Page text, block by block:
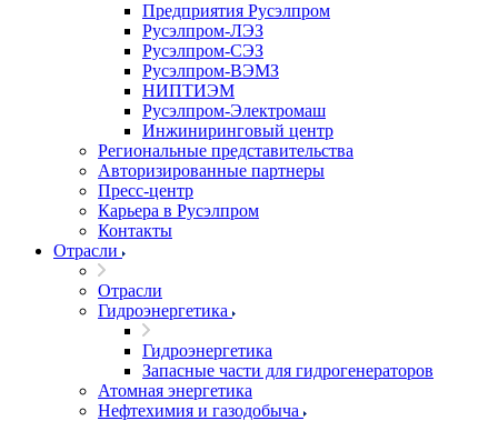
Предприятия Русэлпром
Русэлпром-ЛЭЗ
Русэлпром-СЭЗ
Русэлпром-ВЭМЗ
НИПТИЭМ
Русэлпром-Электромаш
Инжиниринговый центр
Региональные представительства
Авторизированные партнеры
Пресс-центр
Карьера в Русэлпром
Контакты
Отрасли
Отрасли
Гидроэнергетика
Гидроэнергетика
Запасные части для гидрогенераторов
Атомная энергетика
Нефтехимия и газодобыча